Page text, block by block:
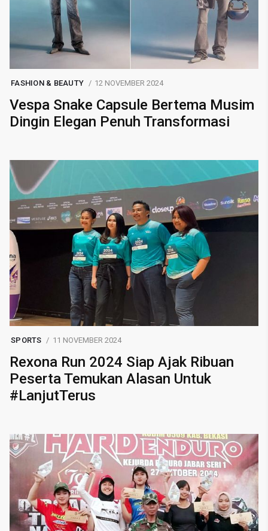
FASHION & BEAUTY 12 NOVEMBER 2024
Vespa Snake Capsule Bertema Musim
Dingin Elegan Penuh Transformasi
SPORTS 11 NOVEMBER 2024
Rexona Run 2024 Siap Ajak Ribuan
Peserta Temukan Alasan Untuk
#LanjutTerus